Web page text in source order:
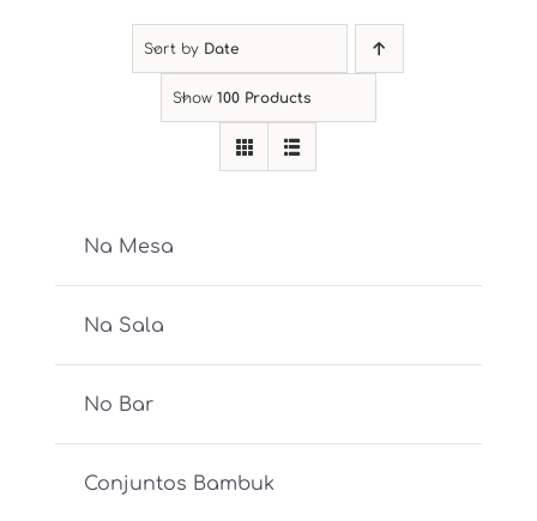
Sort by Date
Show 100 Products
Na Mesa
Na Sala
No Bar
Conjuntos Bambuk